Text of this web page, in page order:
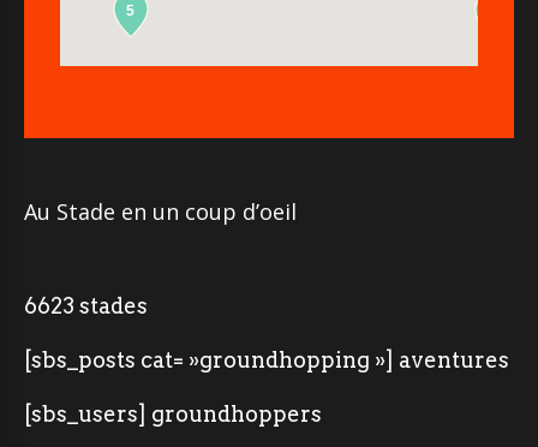
5
Au Stade en un coup d’oeil
6623 stades
[sbs_posts cat= »groundhopping »] aventures
[sbs_users] groundhoppers